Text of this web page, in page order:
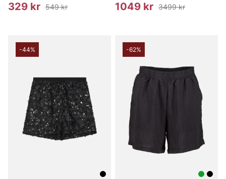
329 kr 549 kr 1049 kr 3499 kr
-44% -62%